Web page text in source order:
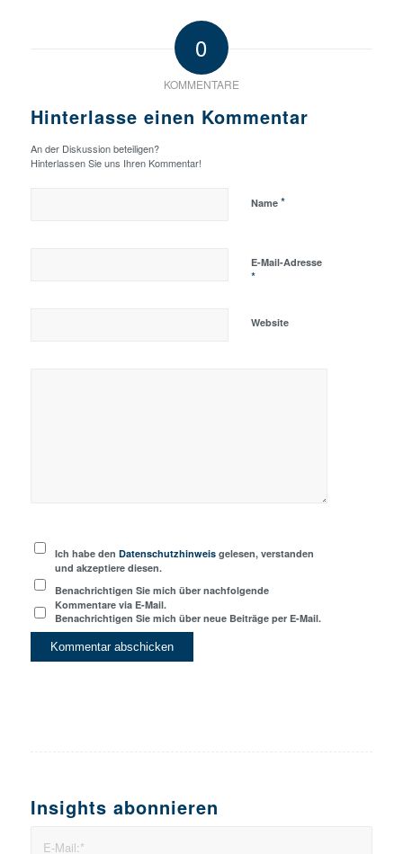
0
KOMMENTARE
Hinterlasse einen Kommentar
An der Diskussion beteiligen?
Hinterlassen Sie uns Ihren Kommentar!
Name *
E-Mail-Adresse
*
Website
Ich habe denDatenschutzhinweis gelesen, verstanden
und akzeptiere diesen.
Benachrichtigen Sie mich über nachfolgende
Kommentare via E-Mail.
Benachrichtigen Sie mich über neue Beiträge per E-Mail.
Insights abonnieren